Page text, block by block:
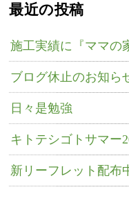
最近の投稿
施工実績に『ママの
ブログ休止のお知ら
日々是勉強
キトテシゴトサマー
新リーフレット配布